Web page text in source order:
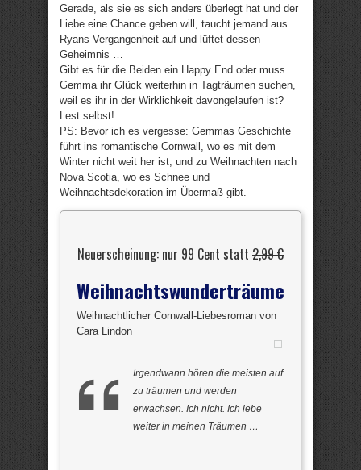
Gerade, als sie es sich anders überlegt hat und der
Liebe eine Chance geben will, taucht jemand aus
Ryans Vergangenheit auf und lüftet dessen
Geheimnis …
Gibt es für die Beiden ein Happy End oder muss
Gemma ihr Glück weiterhin in Tagträumen suchen,
weil es ihr in der Wirklichkeit davongelaufen ist?
Lest selbst!
PS: Bevor ich es vergesse: Gemmas Geschichte
führt ins romantische Cornwall, wo es mit dem
Winter nicht weit her ist, und zu Weihnachten nach
Nova Scotia, wo es Schnee und
Weihnachtsdekoration im Übermaß gibt.
Neuerscheinung: nur 99 Cent statt 2,99 €
Weihnachtswunderträume
Weihnachtlicher Cornwall-Liebesroman von
Cara Lindon
Irgendwann hören die meisten auf
zu träumen und werden
erwachsen. Ich nicht. Ich lebe
weiter in meinen Träumen …